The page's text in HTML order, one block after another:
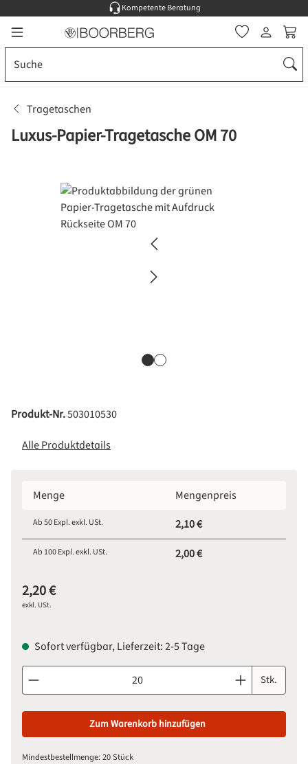
Zum Hauptinhalt springen
Kompetente Beratung
Tragetaschen
Luxus-Papier-Tragetasche OM 70
Bildergalerie überspringen
Produkt-Nr.503010530
Alle Produktdetails
Menge Mengenpreis
Ab50Expl. exkl. USt. 2,10 €
Ab 100Expl. exkl. USt. 2,00 €
2,20 €
exkl. USt.
Sofort verfügbar, Lieferzeit: 2-5 Tage
Produkt Anzahl: Gib den gewünschten Wert ein oderStk.
Zum Warenkorb hinzufügen
Mindestbestellmenge: 20 Stück